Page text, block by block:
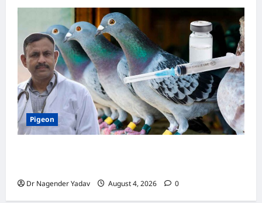
Pigeon
Dr Nagender Yadav August 4, 2026 0